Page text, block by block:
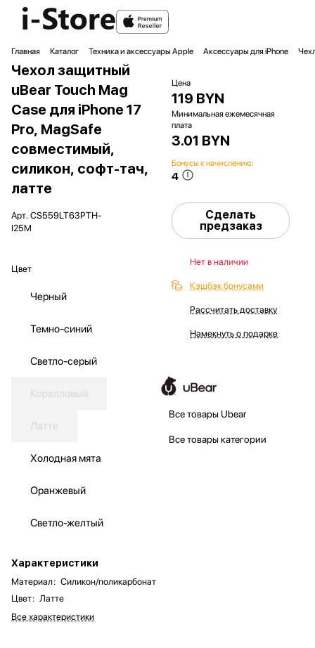
Главная Каталог Техника и аксессуары Apple Аксессуары для iPhone
Чехол защитный
uBear Touch Mag
Case для iPhone 17
Pro, MagSafe
совместимый,
силикон, софт-тач,
латте
Арт. CS559LT63PTH-
I25M
Цвет
Черный
Темно-синий
Светло-серый
Коралловый
Латте
Холодная мята
Оранжевый
Светло-желтый
Характеристики
Материал : Силикон/поликарбонат
Цвет: Латте
Все характеристики
Цена
119 BYN
Минимальная ежемесячная
плата
3.01 BYN
Бонусы к начислению:
4
Сделать
предзаказ
Нет в наличии
Кэшбэк бонусами
Рассчитать доставку
Намекнуть о подарке
Все товары Ubear
Все товары категории